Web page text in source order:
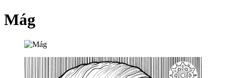
Mág